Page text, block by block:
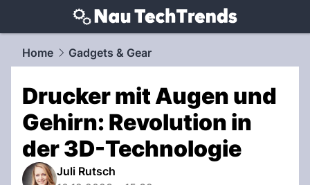
techtrends.NAU.ch
Home Gadgets & Gear
Drucker mit Augen und
Gehirn: Revolution in
der 3D-Technologie
Juli Rutsch